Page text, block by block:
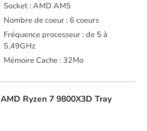
Socket : AMD AM5
Nombre de coeur : 6 coeurs
Fréquence processeur : de 5 à
5,49GHz
Mémoire Cache : 32Mo
AMD Ryzen 7 9800X3D Tray